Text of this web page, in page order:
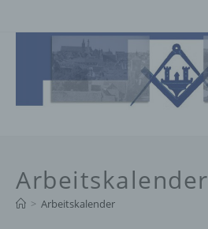
Inhalt
Arbeitskalender
> Arbeitskalender